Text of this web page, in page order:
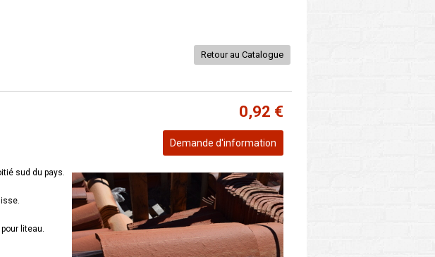
Retour au Catalogue
0,92 €
Demande d'information
sud du pays.
liteau.